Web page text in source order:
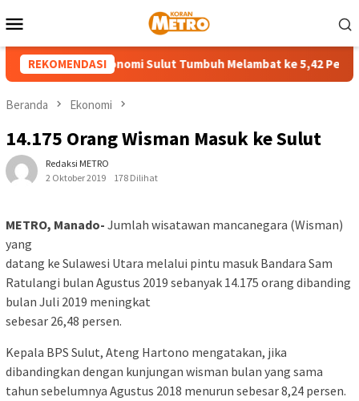
ke
Mobile
REKOMENDASI
II-2026 Ekonomi Sulut Tumbuh Melambat ke 5,42 Persen
Beranda Ekonomi
14.175 Orang Wisman Masuk ke Sulut
Redaksi METRO
2 Oktober 2019
178 Dilihat
METRO, Manado- Jumlah wisatawan mancanegara (Wisman)
yang
datang ke Sulawesi Utara melalui pintu masuk Bandara Sam
Ratulangi bulan Agustus 2019 sebanyak 14.175 orang dibanding
bulan Juli 2019 meningkat
sebesar 26,48 persen.
Kepala BPS Sulut, Ateng Hartono mengatakan, jika
dibandingkan dengan kunjungan wisman bulan yang sama
tahun sebelumnya Agustus 2018 menurun sebesar 8,24 persen.